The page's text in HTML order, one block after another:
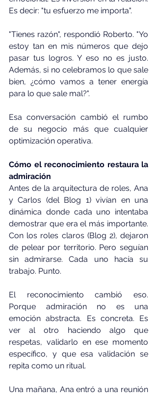
Es decir: "tu esfuerzo me importa".
"Tienes razón", respondió Roberto. "Yo
estoy tan en mis números que dejo
pasar tus logros. Y eso no es justo.
Además, si no celebramos lo que sale
bien, ¿cómo vamos a tener energía
para lo que sale mal?".
Esa conversación cambió el rumbo
de su negocio más que cualquier
optimización operativa.
Cómo el reconocimiento restaura la
admiración
Antes de la arquitectura de roles, Ana
y Carlos (del Blog 1) vivían en una
dinámica donde cada uno intentaba
demostrar que era el más importante.
Con los roles claros (Blog 2), dejaron
de pelear por territorio. Pero seguían
sin admirarse. Cada uno hacía su
trabajo. Punto.
El reconocimiento cambió eso.
Porque admiración no es una
emoción abstracta. Es concreta. Es
ver al otro haciendo algo que
respetas, validarlo en ese momento
específico, y que esa validación se
repita como un ritual.
Una mañana, Ana entró a una reunión